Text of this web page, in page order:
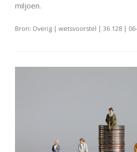
miljoen.
Bron: Overig | wetsvoorstel | 36 128 |